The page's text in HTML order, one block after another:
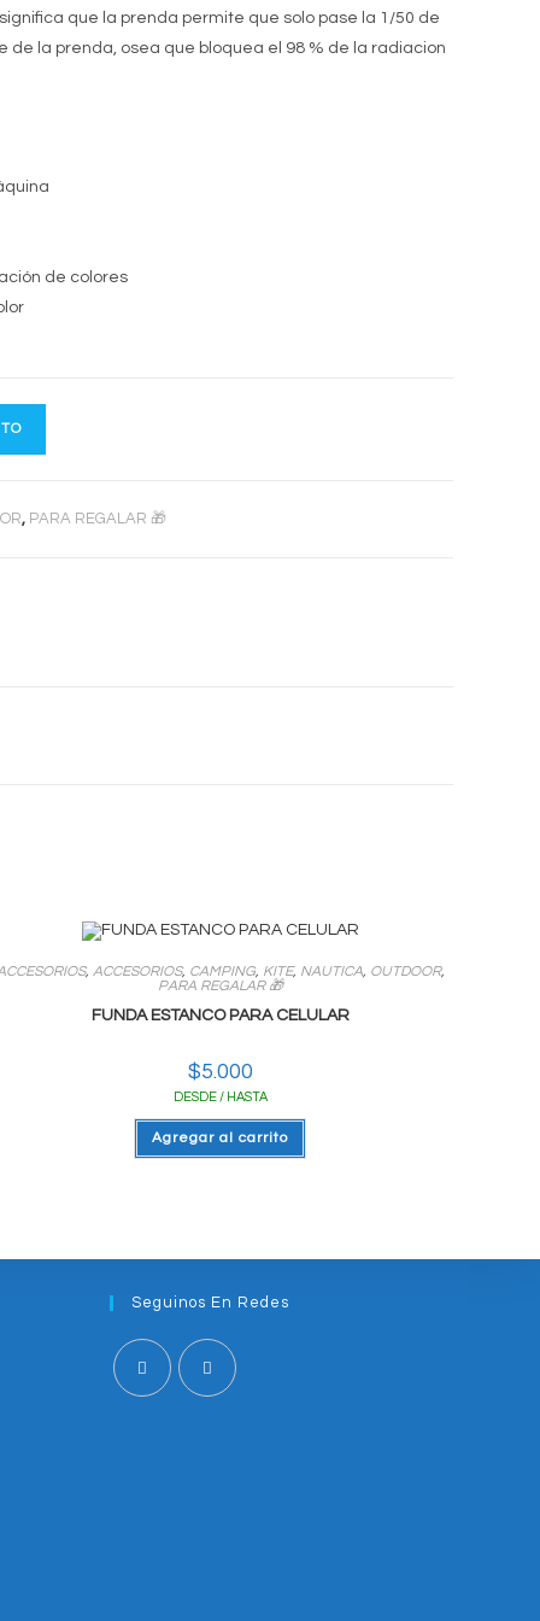
que la prenda permite que solo pase la 1/50 de
de la prenda, osea que bloquea el 98 % de la radiacion
de colores
, PARA REGALAR 🎁
, ACCESORIOS, CAMPING, KITE, NAUTICA, OUTDOOR,
PARA REGALAR 🎁
FUNDA ESTANCO PARA CELULAR
$5.000
DESDE / HASTA
Agregar al carrito
Seguinos En Redes